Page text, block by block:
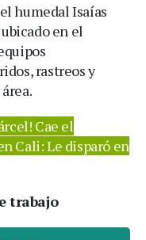
humedal Isaías
en el
rastreos y
Cae el
Cali: Le disparó en
trabajo